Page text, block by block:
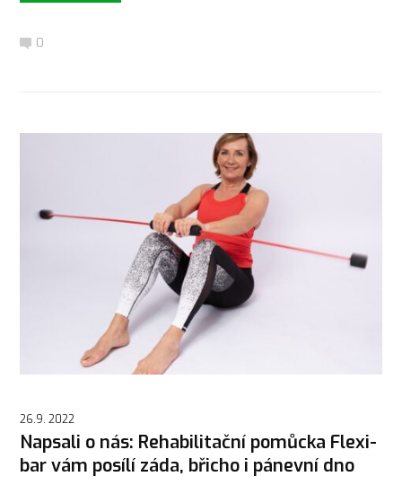
0
26.9. 2022
Napsali o nás: Rehabilitační pomůcka Flexi-
bar vám posílí záda, břicho i pánevní dno